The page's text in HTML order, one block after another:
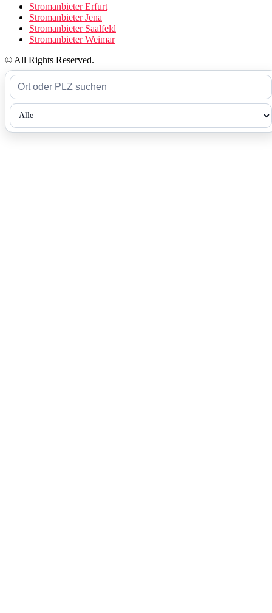
Stromanbieter Erfurt
Stromanbieter Jena
Stromanbieter Saalfeld
Stromanbieter Weimar
© All Rights Reserved.